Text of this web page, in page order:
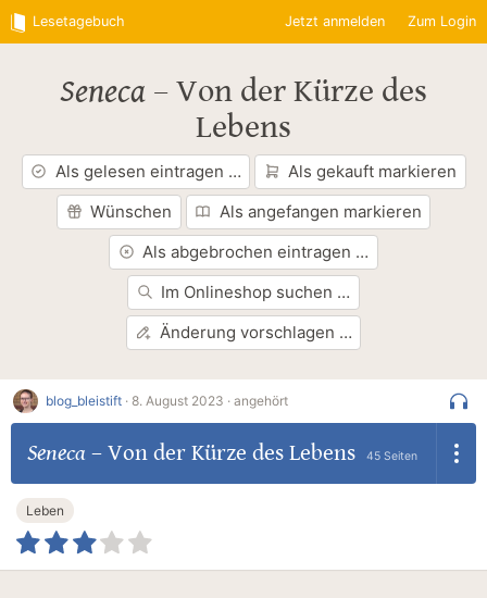
Lesetagebuch Jetzt anmelden Zum Login
Seneca – Von der Kürze des
Lebens
Als gelesen eintragen …
Als gekauft markieren
Wünschen
Als angefangen markieren
Als abgebrochen eintragen …
Im Onlineshop suchen …
Änderung vorschlagen …
blog_bleistift · 8. August 2023 · angehört
Seneca – Von der Kürze des Lebens 45 Seiten
Leben